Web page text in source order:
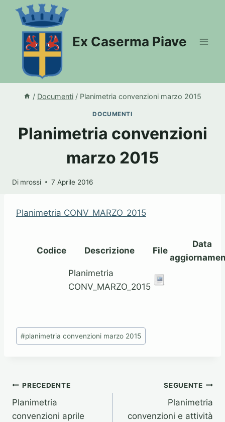
Salta
contenuto
Ex Caserma Piave
/ Documenti / Planimetria convenzioni marzo 2015
DOCUMENTI
Planimetria convenzioni
marzo 2015
Di mrossi 7 Aprile 2016
Planimetria CONV_MARZO_2015
Codice Descrizione File
Data
Planimetria
CONV_MARZO_2015
Tag
articolo:
#planimetria convenzioni marzo 2015
Navigazione
articoli
PRECEDENTE
Planimetria
convenzioni aprile
SEGUENTE
Planimetria
convenzioni e attività